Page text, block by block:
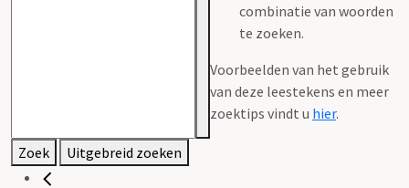
combinatie van woorden
te zoeken.
Voorbeelden van het gebruik
van deze leestekens en meer
zoektips vindt u hier.
Zoek Uitgebreid zoeken